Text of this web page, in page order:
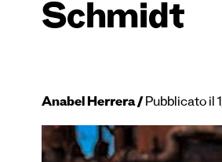
Schmidt
Anabel Herrera Pubblicato il